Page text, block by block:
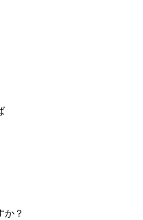
か？